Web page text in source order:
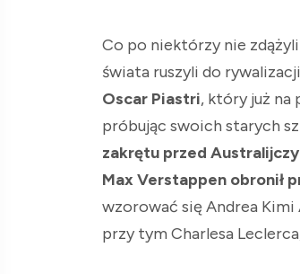
Co po niektórzy nie
świata ruszyli do
Oscar Piastri, który już na
próbując swoich starych
zakrętu przed
Max Verstappen obronił
wzorować się Andrea
przy tym Charlesa